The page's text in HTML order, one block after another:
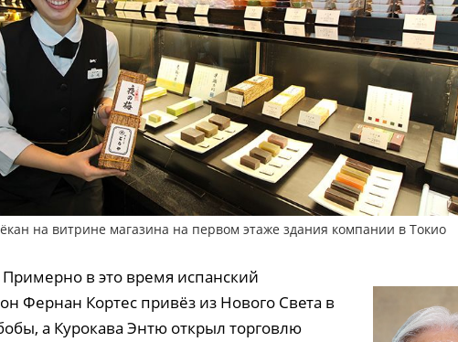
на витрине магазина на первом этаже здания компании в Токио
в это время испанский
Фернан Кортес привёз из Нового Света в
а Курокава Энтю открыл торговлю